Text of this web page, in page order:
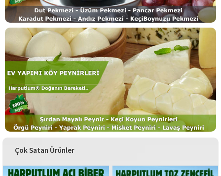
Çok Satan Ürünler